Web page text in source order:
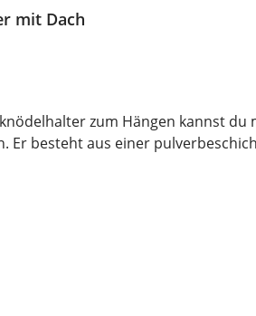
mit Dach
zum Hängen kannst du
Er besteht aus einer